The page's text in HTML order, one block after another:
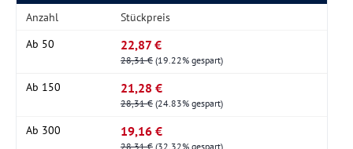
Anzahl
Stückpreis
Ab 50 22,87 €
28,31 € (19.22% gespart)
Ab 150 21,28 €
28,31 € (24.83% gespart)
Ab 300 19,16 €
28,31 € (32.32% gespart)